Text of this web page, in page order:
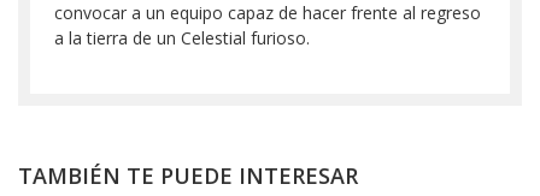
convocar a un equipo capaz de hacer frente al regreso
a la tierra de un Celestial furioso.
TAMBIÉN TE PUEDE INTERESAR